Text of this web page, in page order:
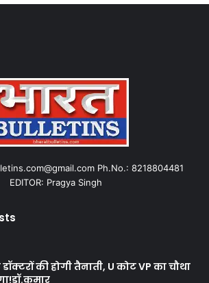
Ph.No.: 8218804481
EDITOR: Pragya Singh
की होगी तैनाती, U कोट VP का चौथा